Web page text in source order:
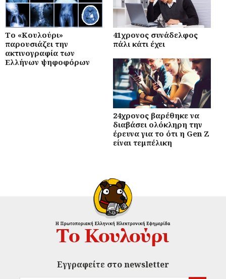
Το «Κουλούρι»
παρουσιάζει την
ακτινογραφία των
Ελλήνων ψηφοφόρων
41χρονος συνάδελφος
πάλι κάτι έχει
24χρονος βαρέθηκε να
διαβάσει ολόκληρη την
έρευνα για το ότι η Gen Z
είναι τεμπέλικη
Εγγραφείτε στο newsletter